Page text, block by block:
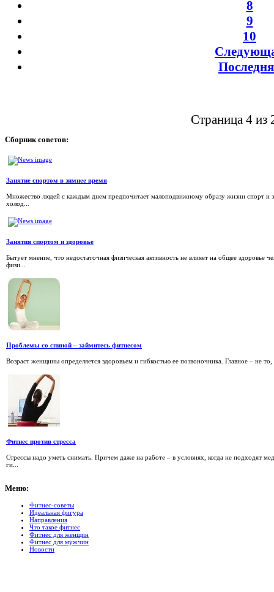
8
9
10
Страница 4 из
Сборниксоветов:
Занятие спортом в зимнее время
Множество людей с каждым днем предпочитает малоподвижному образу жизни спорт и
холод...
Занятия спортом и здоровье
Бытует мнение, что недостаточная физическая активность не влияет на общее
физи...
Проблемы со спиной – займитесь фитнесом
Возраст женщины определяется здоровьем и гибкостью ее позвоночника. Главное – не
Фитнес против стресса
Стрессы надо уметь снимать. Причем даже на работе – в условиях, когда не подходят
ги...
Меню:
Фитнес-советы
Идеальная фигура
Направления
Что такое фитнес
Фитнес для женщин
Фитнес для мужчин
Новости